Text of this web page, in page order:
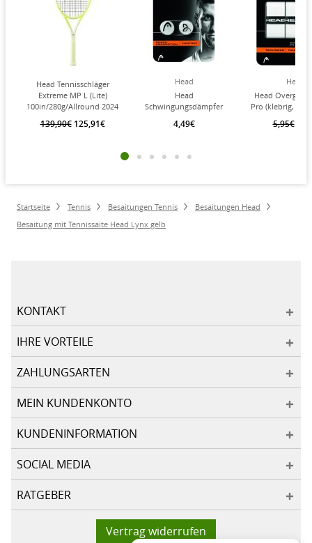
Head Tennisschläger
Extreme MP L (Lite)
100in/280g/Allround 2024
139,90€ 125,91€
Head
Head
Schwingungsdämpfer
4,49€
Head
Head Overgrip
Pro (klebrig,
5,95€
Startseite Tennis Besaitungen Tennis
Besaitungen Head
Besaitung mit Tennissaite Head Lynx gelb
KONTAKT
IHRE VORTEILE
ZAHLUNGSARTEN
MEIN KUNDENKONTO
KUNDENINFORMATION
SOCIAL MEDIA
RATGEBER
Vertrag widerrufen